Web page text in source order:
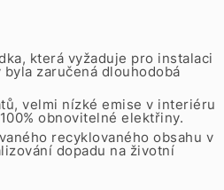
která vyžaduje pro instalaci
zaručená dlouhodobá
velmi nízké emise v interiéru
obnovitelné elektřiny.
recyklovaného obsahu v
dopadu na životní